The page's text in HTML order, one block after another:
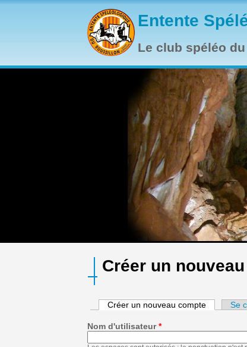
Aller au contenu principal
Entente
Le club spéléo
Créer un
Créer un nouveau compte (ongletSe
Nom d'utilisateur*